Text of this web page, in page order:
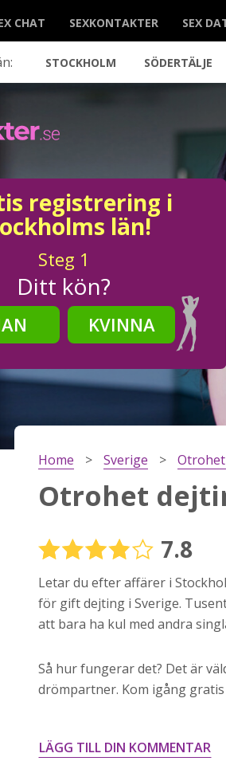
CHAT SEXKONTAKTER SEX
STOCKHOLM SÖDERTÄLJE
registrering i
län!
Steg 1
Ditt kön?
KVINNA
Steg2
födelsedatum?
Steg
mailadress?
registrera godkänner jag Villkorenoch
. Jag godkänner att ta emot
och reklam via e-post från hemsidans
Jag kan dra tillbaka godkännande när jag
STARTA NU!
Home Sverige
Otrohet
7.8
Letar du efter affärer i
för gift dejting i Sverige.
att bara ha kul med andra
Så hur fungerar det? Det är
drömpartner. Kom igång
LÄGG TILL DIN KOMMENTAR